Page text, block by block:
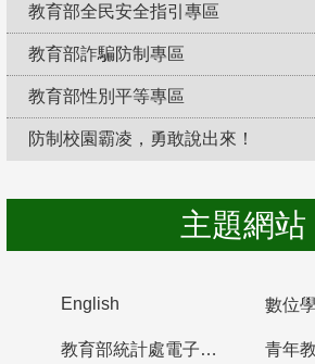
教育部全民安全指引專區
教育部詐騙防制專區
教育部性別平等專區
防制校園霸凌，勇敢說出來！
主題網站
English 數位
教育部統計處電子書櫃